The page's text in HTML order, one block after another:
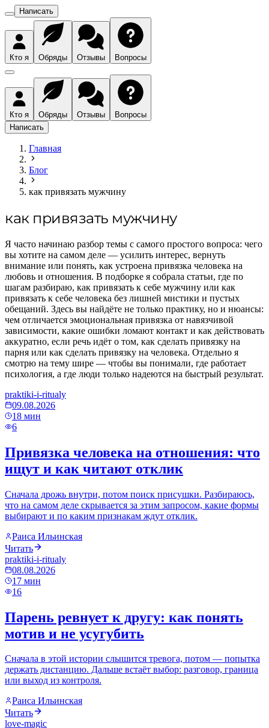
Написать
Кто я Обряды Отзывы Вопросы
Кто я Обряды Отзывы
Вопросы
Написать
Главная
Блог
как привязать мужчину
как привязать мужчину
Я часто начинаю разбор темы с самого простого вопроса: чего
вы хотите на самом деле — усилить интерес, вернуть
внимание или понять, как устроена привязка человека на
любовь и отношения. В подборке я собрала статьи, где по
шагам разбираю, как привязать к себе мужчину или как
привязать к себе человека без лишней мистики и пустых
обещаний. Здесь вы найдёте не только практику, но и нюансы:
чем отличается эмоциональная привязка от навязчивой
зависимости, какие ошибки ломают контакт и как действовать
аккуратно, если речь идёт о том, как сделать привязку на
парня или как сделать привязку на человека. Отдельно я
смотрю на тему шире — чтобы вы понимали, где работает
психология, а где люди только надеются на быстрый результат.
praktiki-i-ritualy
09.08.2026
18 мин
6
Привязка человека на отношения: что
ищут и как читают отклик
Сначала дрожь внутри, потом поиск присушки. Разбираюсь,
что на самом деле скрывается за этим запросом, какие формы
выбирают и по каким признакам ждут отклик.
Раиса Ильинская
Читать
praktiki-i-ritualy
08.08.2026
17 мин
16
Парень ревнует к другу: как понять
мотив и не усугубить
Сначала в этой истории слышится тревога, потом — попытка
держать дистанцию. Дальше встаёт выбор: разговор, граница
или выход из контроля.
Раиса Ильинская
Читать
love-magic